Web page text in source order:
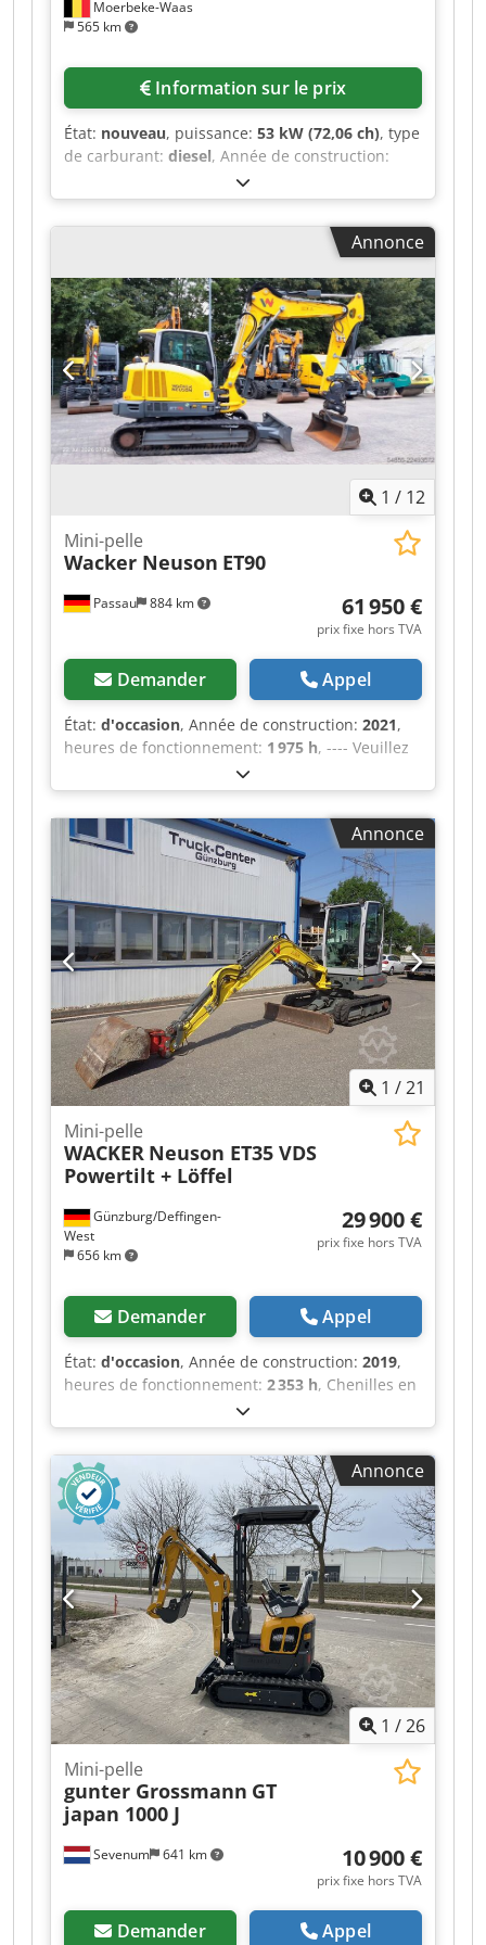
Moerbeke-Waas
565 km
Information sur le prix
État: nouveau, puissance: 53 kW (72,06 ch), type
de carburant: diesel, Année de construction:
, Poids à vide : 9 780 kg. Pour obtenir de
plus amples informations, veuillez contacter le
service commercial de KEY-TEC. Codpfx Ajzrrw
Annonce
1 / 12
Passau 884 km
Mini-pelle
Wacker Neuson ET90
61 950 €
prix fixe hors TVA
Demander Appel
État: d'occasion, Année de construction: 2021,
heures de fonctionnement: 1 975 h, ---- Veuillez
noter : le compteur d’heures de fonctionnement
a été remplacé à 1 686 heures !! Cjdszrrpfepfx
Antsha Heures de fonctionnement actuelles,
selon l’affichage : 288 heures Heures de
fonctionnement : environ 1 975 Modèle B 5.0
Chenilles en caoutchouc 3ème circuit
hydraulique Climatisation automatique Radio
Inclus : système d’inclinaison hydraulique
Powertilt HS03 Lieu : Aix-la-Chapelle
Annonce
1 /21
Günzburg/Deffingen-
West
656 km
Mini-pelle
WACKER Neuson ET35 VDS
Powertilt + Löffel
29 900 €
prix fixe hors TVA
Demander Appel
État: d'occasion, Année de construction: 2019,
heures de fonctionnement: 2 353 h, Chenilles en
caoutchouc, véhicule d'occasion Chsdpfx Anozrq
Uyetsa Numéro de châssis : 3405, Wacker
Neuson ET 35, mini-excavatrice, année de
fabrication : 2019, heures de fonctionnement :
2353, poids en ordre de marche : 4043 kg,
moteur diesel Yanmar à 3 cylindres, 13,2 ch,
chenilles en caoutchouc de 300 mm, lame de
1 600 mm, raccordements hydrauliques pour
équipements, système de basculement
hydraulique rapide Helac Powertilt PTA-050,
1 godet profond de 800 mm. Pour toute
demande, veuillez nous contacter. Sous réserve
d’erreurs et de vente entre-temps.
Annonce
1 /26
Sevenum 641 km
Mini-pelle
gunter Grossmann GT
japan 1000 J
10 900 €
prix fixe hors TVA
Demander Appel